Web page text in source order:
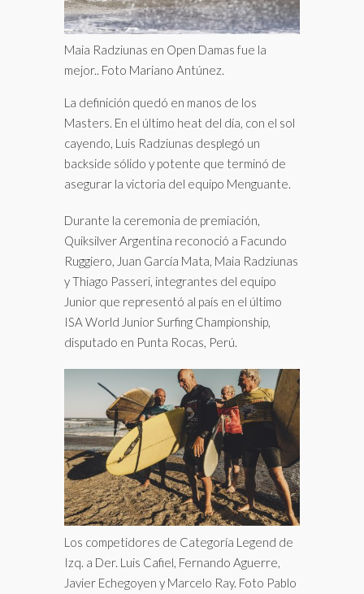
Maia Radziunas en Open Damas fue la
mejor.. Foto Mariano Antúnez.
La definición quedó en manos de los
Masters. En el último heat del día, con el sol
cayendo, Luis Radziunas desplegó un
backside sólido y potente que terminó de
asegurar la victoria del equipo Menguante.
Durante la ceremonia de premiación,
Quiksilver Argentina reconoció a Facundo
Ruggiero, Juan García Mata, Maia Radziunas
y Thiago Passeri, integrantes del equipo
Junior que representó al país en el último
ISA World Junior Surfing Championship,
disputado en Punta Rocas, Perú.
Los competidores de Categoría Legend de
Izq. a Der. Luis Cafiel, Fernando Aguerre,
Javier Echegoyen y Marcelo Ray. Foto Pablo